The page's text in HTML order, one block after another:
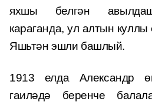
яхшы белгән
караганда, ул алтын
Яшьтән эшли башлый.
1913 елда Александр
гаиләдә беренче